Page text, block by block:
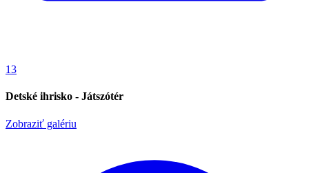
13
Detské ihrisko - Játszótér
Zobraziť galériu